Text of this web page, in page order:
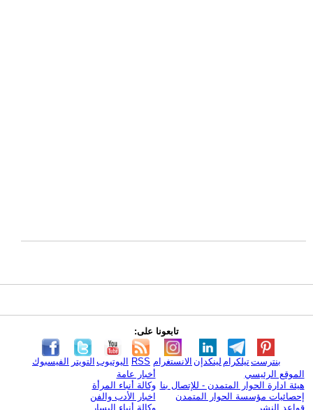
تابعونا على:
الفيسبوك التويتر اليوتيوب RSS الانستغرام لينكدإن تيلكرامبنترست
الموقع الرئيسي
هيئة ادارة الحوار المتمدن - للإتصال بنا
إحصائيات مؤسسة الحوار المتمدن
قواعد النشر
أخبار عامة
وكالة أنباء المرأة
اخبار الأدب والفن
وكالة أنباء اليسار